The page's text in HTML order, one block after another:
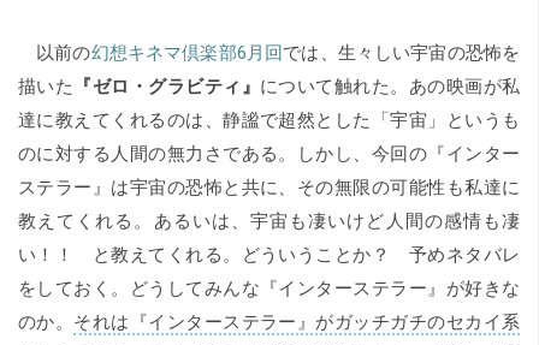
以前の幻想キネマ倶楽部6月回では、生々しい宇宙の恐怖を
描いた
『ゼロ・グラビティ』 について触れた。あの映画が私
達に教えてくれるのは、静謐で超然とした「宇宙」というも
のに対する人間の無力さである。しかし、今回の『インター
ステラー』は宇宙の恐怖と共に、その無限の可能性も私達に
教えてくれる。あるいは、宇宙も凄いけど人間の感情も凄
い！！ と教えてくれる。どういうことか？ 予めネタバレ
をしておく。どうしてみんな『インターステラー』が好きな
のか。 それは『インターステラー』がガッチガチのセカイ系